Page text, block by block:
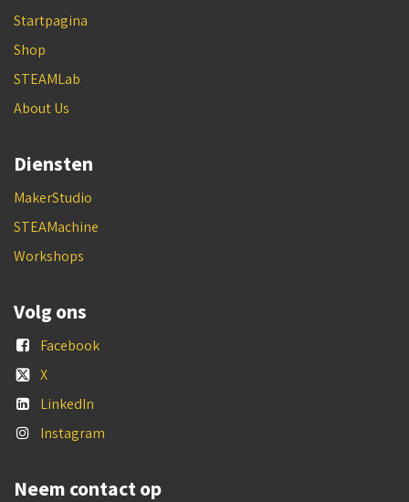
Startpagina
Shop
STEAMLab
About Us
Diensten
MakerStudio
STEAMachine
Workshops
Volg ons
Facebook
X
LinkedIn
Instagram
Neem contact op